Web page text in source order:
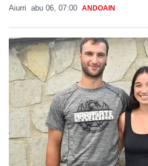
Aiurri abu 06, 07:00 ANDOAIN